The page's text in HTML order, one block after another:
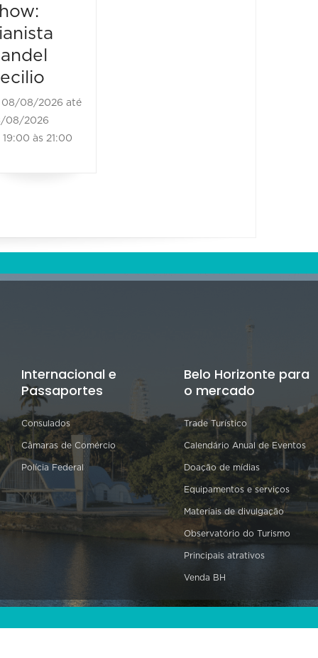
08/08/2026 até
08/2026
às 21:00
Internacional e
Passaportes
Consulados
Câmaras de Comércio
Polícia Federal
Belo Horizonte para
o mercado
Trade Turístico
Calendário Anual de Eventos
Doação de mídias
Equipamentos e serviços
Materiais de divulgação
Observatório do Turismo
Principais atrativos
Venda BH